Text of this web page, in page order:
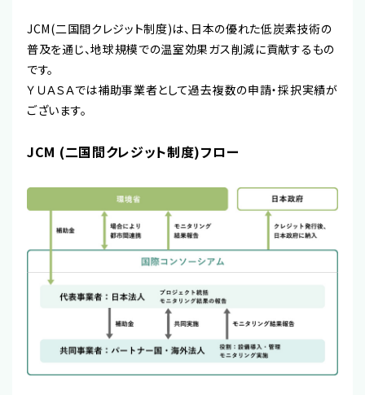
JCM(二国間クレジット制度)は、日本の優れた低炭素技術の
普及を通じ、地球規模での温室効果ガス削減に貢献するもの
です。
ＹＵＡＳＡでは補助事業者として過去複数の申請・採択実績が
ございます。
JCM (二国間クレジット制度)フロー